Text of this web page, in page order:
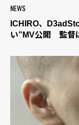
NEWS
ICHIRO、
い”MV公開 監督